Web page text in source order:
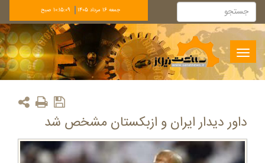
جمعه 16 مرداد 1405 10:15:09 صبح
Toggle
navigation
داور دیدار ایران و ازبکستان مشخص شد